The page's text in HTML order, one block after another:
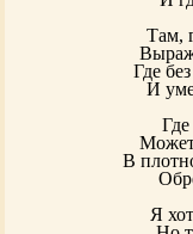
Там,
Где
И
Может
В
Я